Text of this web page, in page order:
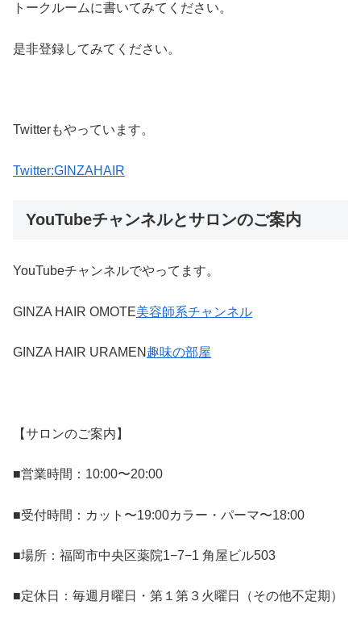
トークルームに書いてみてください。
是非登録してみてください。
Twitterもやっています。
Twitter:GINZAHAIR
YouTubeチャンネルとサロンのご案内
YouTubeチャンネルでやってます。
GINZA HAIR OMOTE美容師系チャンネル
GINZA HAIR URAMEN 趣味の部屋
【サロンのご案内】
■営業時間：10:00〜20:00
■受付時間：カット〜19:00カラー・パーマ〜18:00
■場所：福岡市中央区薬院1−7−1 角屋ビル503
■定休日：毎週月曜日・第１第３火曜日（その他不定期）